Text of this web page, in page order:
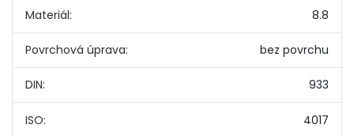
Materiál: 8.8
Povrchová úprava: bez povrchu
DIN: 933
ISO: 4017